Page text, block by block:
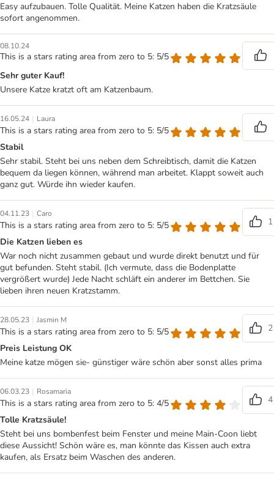
Easy aufzubauen. Tolle Qualität. Meine Katzen haben die Kratzsäule
sofort angenommen.
08.10.24
This is a stars rating area from zero to 5: 5/5
Sehr guter Kauf!
Unsere Katze kratzt oft am Katzenbaum.
16.05.24 | Laura
This is a stars rating area from zero to 5: 5/5
Stabil
Sehr stabil. Steht bei uns neben dem Schreibtisch, damit die Katzen
bequem da liegen können, während man arbeitet. Klappt soweit auch
ganz gut. Würde ihn wieder kaufen.
04.11.23 | Caro
This is a stars rating area from zero to 5: 5/5
1
Die Katzen lieben es
War noch nicht zusammen gebaut und wurde direkt benutzt und für
gut befunden. Steht stabil. (Ich vermute, dass die Bodenplatte
vergrößert wurde) Jede Nacht schläft ein anderer im Bettchen. Sie
lieben ihren neuen Kratzstamm.
28.05.23 | Jasmin M
This is a stars rating area from zero to 5: 5/5
2
Preis Leistung OK
Meine katze mögen sie- günstiger wäre schön aber sonst alles prima
06.03.23 | Rosamaria
This is a stars rating area from zero to 5: 4/5
4
Tolle Kratzsäule!
Steht bei uns bombenfest beim Fenster und meine Main-Coon liebt
diese Aussicht! Schön wäre es, man könnte das Kissen auch extra
kaufen, als Ersatz beim Waschen des anderen.